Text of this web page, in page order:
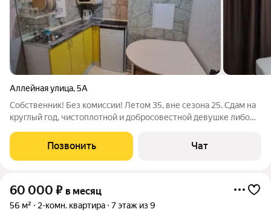
Аллейная улица,5А
Собственник! Без комиссии! Летом 35, вне сезона 25. Сдам на
круглый год, чистоплотной и добросовестной девушке либо
в "Курортном городке" Адлера! Рядом магазин "Магнит",
Сбербанк, остановка 2-3
Позвонить Чат
60 000 ₽ в месяц
56 м² 2-комн. квартира 7 этаж из 9